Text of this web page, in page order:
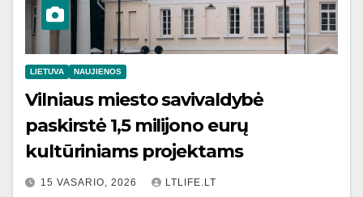
LIETUVA NAUJIENOS
Vilniaus miesto savivaldybė
paskirstė 1,5 milijono eurų
kultūriniams projektams
15 VASARIO, 2026 LTLIFE.LT